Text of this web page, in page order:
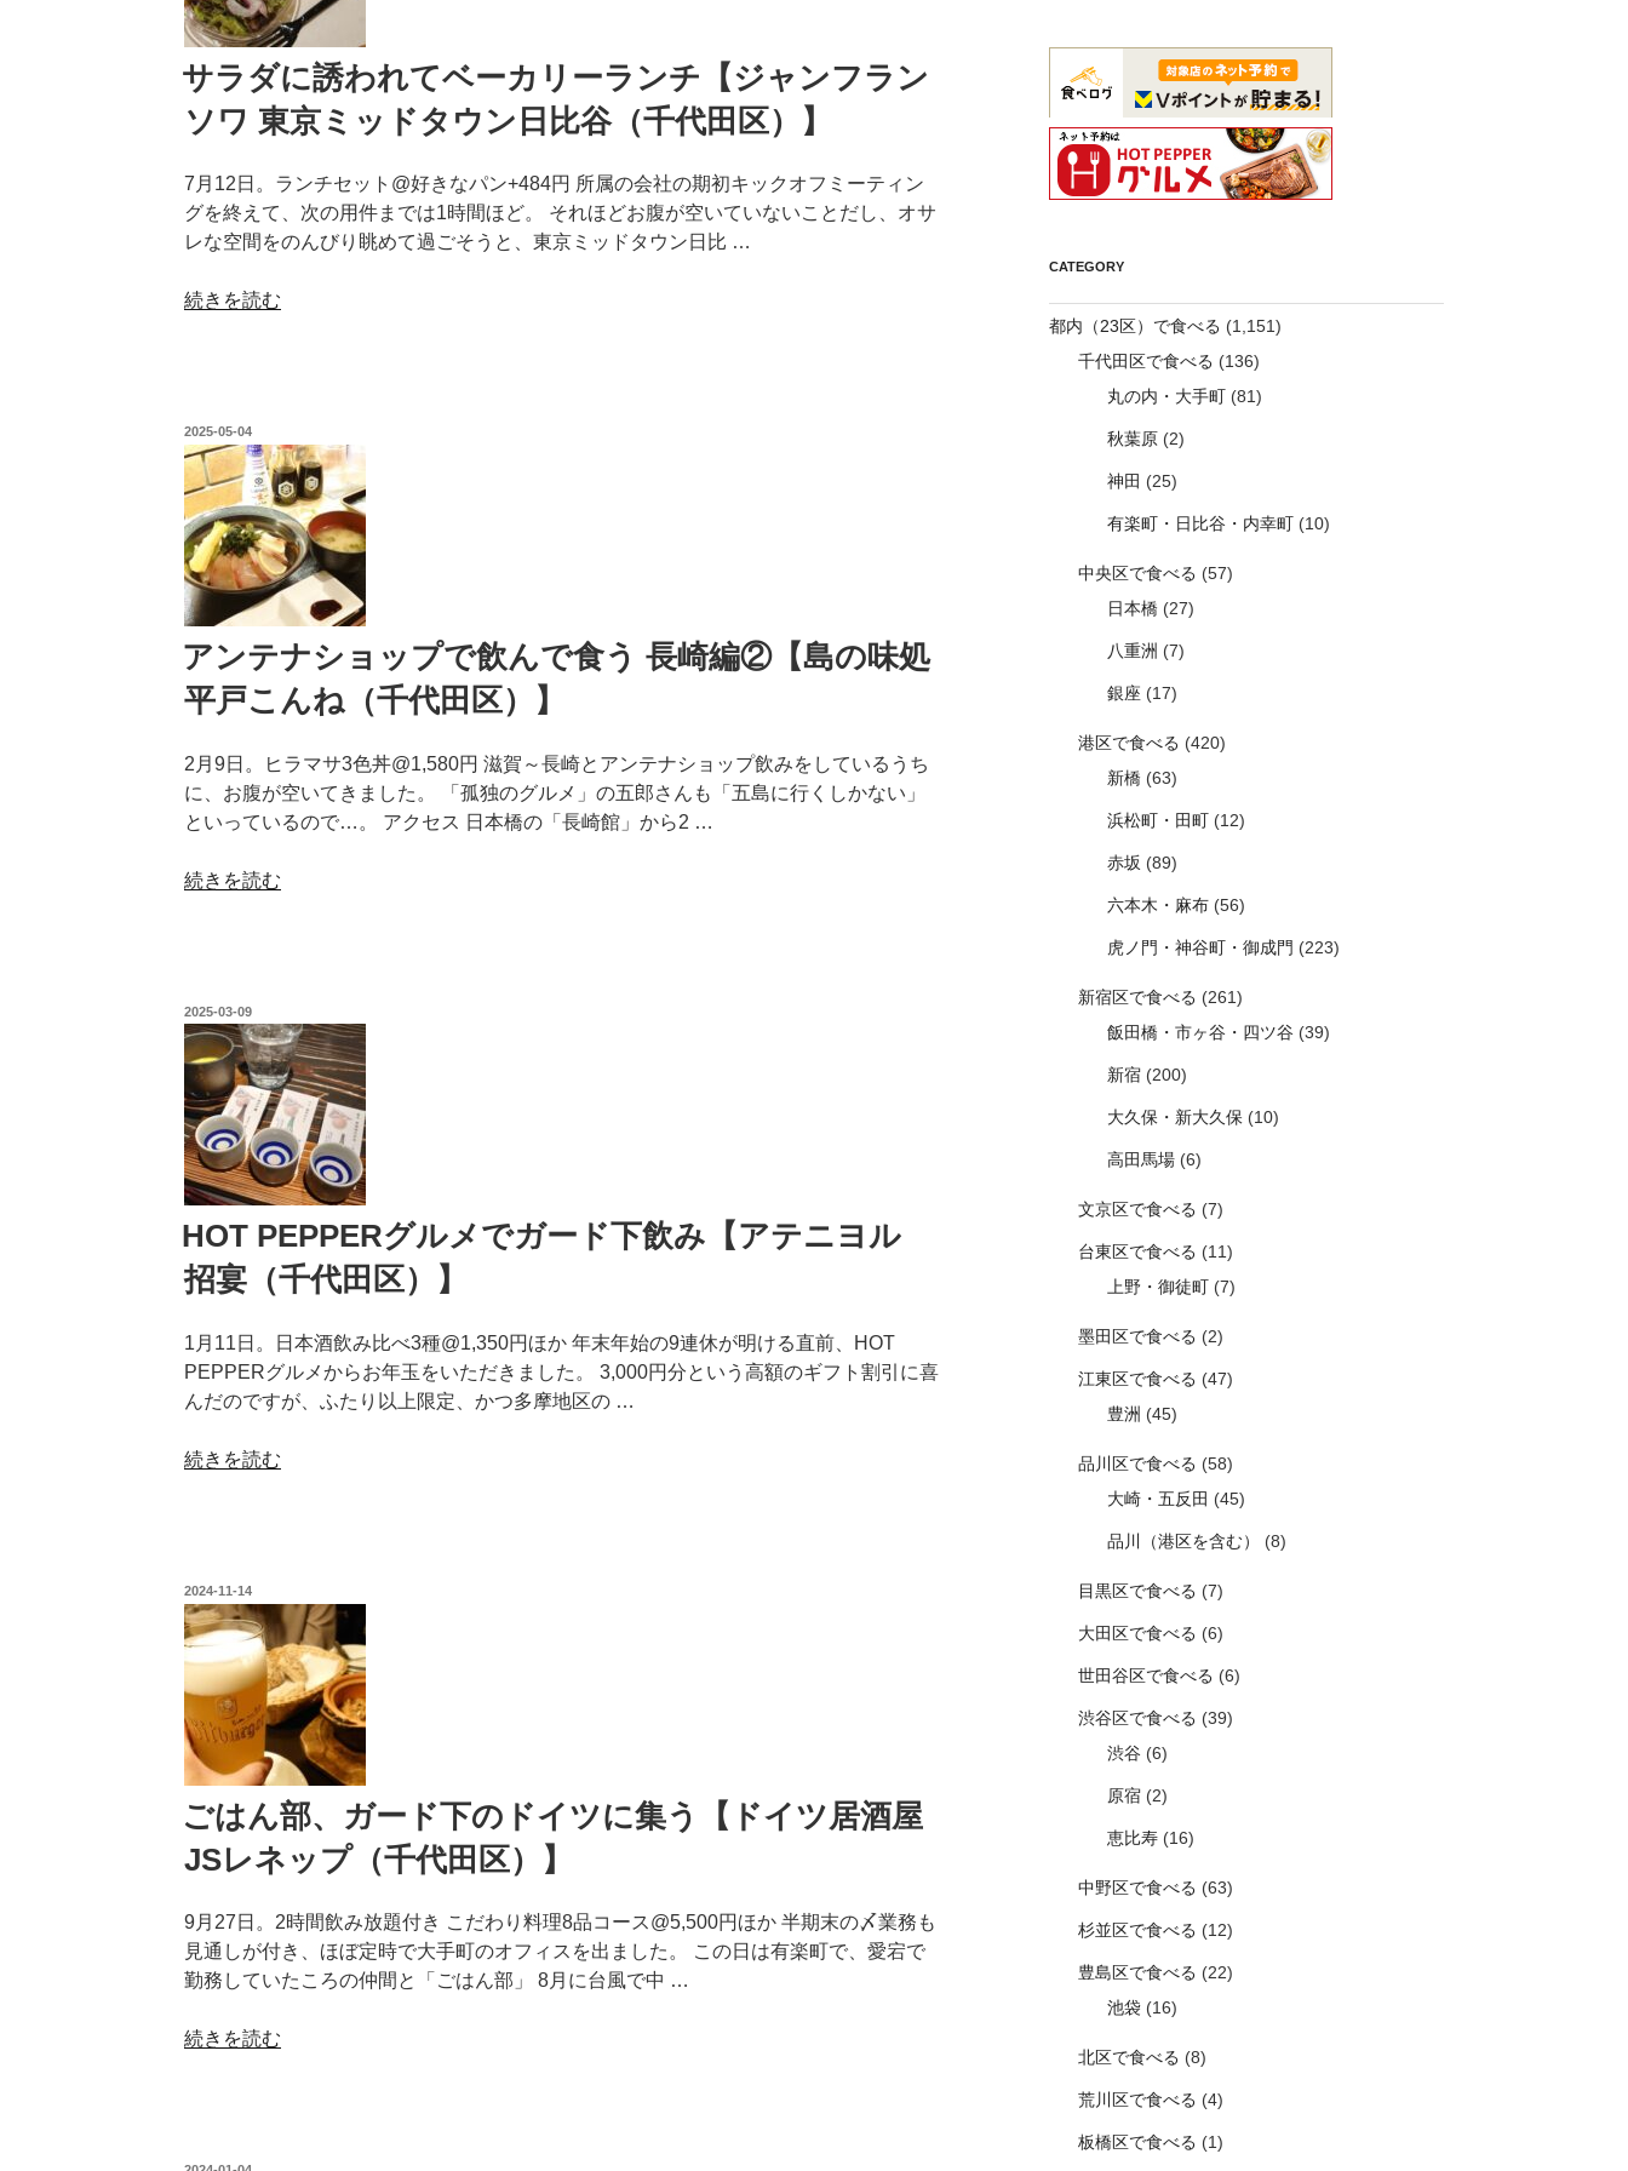
サラダに誘われてベーカリーランチ【ジャンフラン
ソワ 東京ミッドタウン日比谷（千代田区）】
7月12日。ランチセット@好きなパン+484円 所属の会社の期初キックオフミーティン
グを終えて、次の用件までは1時間ほど。 それほどお腹が空いていないことだし、オサ
レな空間をのんびり眺めて過ごそうと、東京ミッドタウン日比 …
“サ
わ
れ
て
ベ
ー
カ
リ
ー
ラ
ン
【ジ
ャ
ン
ラ
京
ミ
ッ
ド
タ
ウ
ン
日
谷
代
田
区）】”
続きを読む
投
稿
2025-05-04
アンテナショップで飲んで食う 長崎編②【島の味処
平戸こんね（千代田区）】
2月9日。ヒラマサ3色丼@1,580円 滋賀～長崎とアンテナショップ飲みをしているうち
に、お腹が空いてきました。 「孤独のグルメ」の五郎さんも「五島に行くしかない」
といっているので…。 アクセス 日本橋の「長崎館」から2 …
“ア
ョ
ッ
プ
で
飲
ん
で
食
長
編
②【島
の
処
ね
（千
代
田
区）】”
の
続きを読む
投
稿
日:
2025-03-09
HOT PEPPERグルメでガード下飲み【アテニヨル
招宴（千代田区）】
1月11日。日本酒飲み比べ3種@1,350円ほか 年末年始の9連休が明ける直前、HOT
PEPPERグルメからお年玉をいただきました。 3,000円分という高額のギフト割引に喜
んだのですが、ふたり以上限定、かつ多摩地区の …
“HOT
で
ガ
ー
ド
下
飲
【ア
テ
ニ
ル
招
宴
代
続きを読む
投
稿
日:
2024-11-14
ごはん部、ガード下のドイツに集う【ドイツ居酒屋
JSレネップ（千代田区）】
9月27日。2時間飲み放題付き こだわり料理8品コース@5,500円ほか 半期末の〆業務も
見通しが付き、ほぼ定時で大手町のオフィスを出ました。 この日は有楽町で、愛宕で
勤務していたころの仲間と「ごはん部」 8月に台風で中 …
“ご
続きを読む
CATEGORY
都内（23区）で食べる (1,151)
千代田区で食べる (136)
丸の内・大手町 (81)
秋葉原 (2)
神田 (25)
有楽町・日比谷・内幸町 (10)
中央区で食べる (57)
日本橋 (27)
八重洲 (7)
銀座 (17)
港区で食べる (420)
新橋 (63)
浜松町・田町 (12)
赤坂 (89)
六本木・麻布 (56)
虎ノ門・神谷町・御成門 (223)
新宿区で食べる (261)
飯田橋・市ヶ谷・四ツ谷 (39)
新宿 (200)
大久保・新大久保 (10)
高田馬場 (6)
文京区で食べる (7)
台東区で食べる (11)
上野・御徒町 (7)
墨田区で食べる (2)
江東区で食べる (47)
豊洲 (45)
品川区で食べる (58)
大崎・五反田 (45)
品川（港区を含む） (8)
目黒区で食べる (7)
大田区で食べる (6)
世田谷区で食べる (6)
渋谷区で食べる (39)
渋谷 (6)
原宿 (2)
恵比寿 (16)
中野区で食べる (63)
杉並区で食べる (12)
豊島区で食べる (22)
池袋 (16)
北区で食べる (8)
荒川区で食べる (4)
板橋区で食べる (1)